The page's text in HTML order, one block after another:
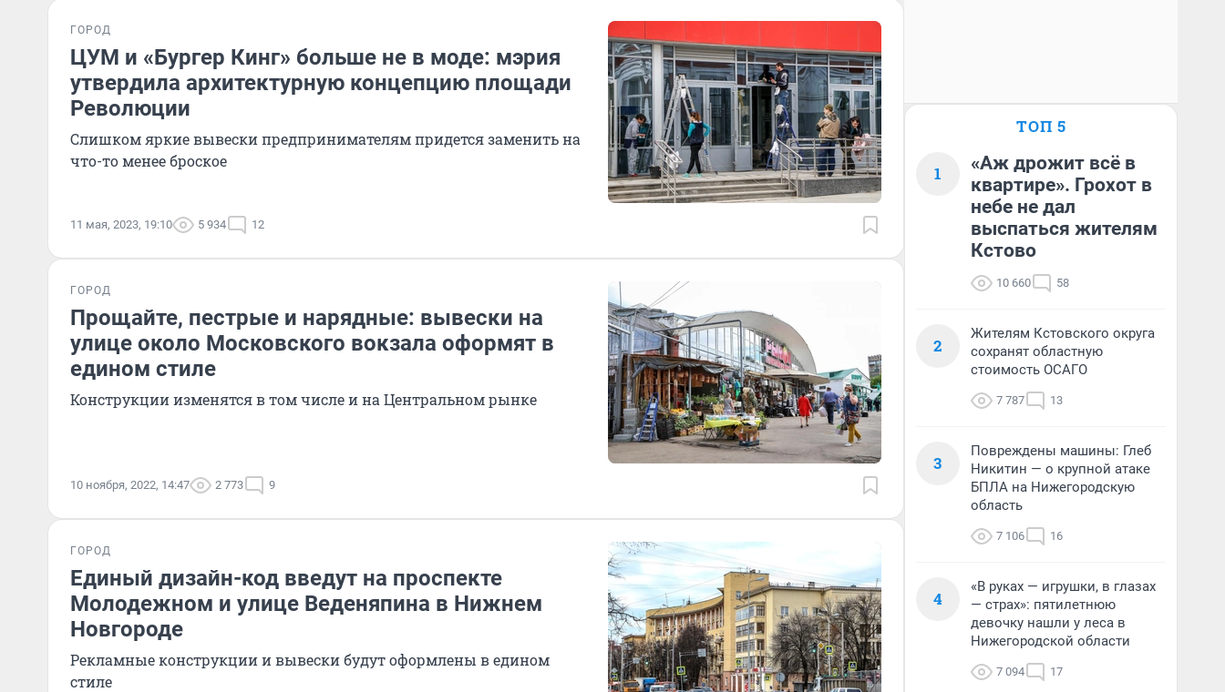
ГОРОД
ЦУМ и «Бургер Кинг» больше не в моде: мэрия
утвердила архитектурную концепцию площади
Революции
Слишком яркие вывески предпринимателям придется заменить на
что-то менее броское
11 мая, 2023, 19:10 5 934 12
ГОРОД
Прощайте, пестрые и нарядные: вывески на
улице около Московского вокзала оформят в
едином стиле
Конструкции изменятся в том числе и на Центральном рынке
10 ноября, 2022, 14:47 2 773 9
ГОРОД
Единый дизайн-код введут на проспекте
Молодежном и улице Веденяпина в Нижнем
Новгороде
Рекламные конструкции и вывески будут оформлены в едином
стиле
ТОП 5
1
«Аж дрожит всё в
квартире». Грохот в
небе не дал
выспаться жителям
Кстово
10 660 58
2
Жителям Кстовского округа
сохранят областную
стоимость ОСАГО
7 787 13
3
Повреждены машины: Глеб
Никитин — о крупной атаке
БПЛА на Нижегородскую
область
7 106 16
4
«В руках — игрушки, в глазах
— страх»: пятилетнюю
девочку нашли у леса в
Нижегородской области
7 094 17